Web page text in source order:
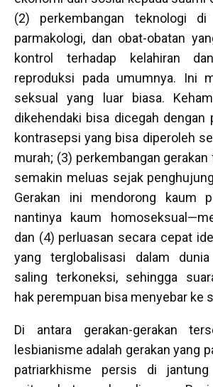
(2) perkembangan teknologi di
parmakologi, dan obat-obatan
kontrol terhadap kelahiran
reproduksi pada umumnya. Ini
seksual yang luar biasa.
dikehendaki bisa dicegah dengan
kontrasepsi yang bisa diperoleh
murah; (3) perkembangan
semakin meluas sejak
Gerakan ini mendorong kaum
nantinya kaum
dan (4) perluasan secara cepat
yang terglobalisasi dalam
saling terkoneksi, sehingga
hak perempuan bisa menyebar ke
Di antara gerakan-gerakan
lesbianisme adalah gerakan yang
patriarkhisme persis di jantung